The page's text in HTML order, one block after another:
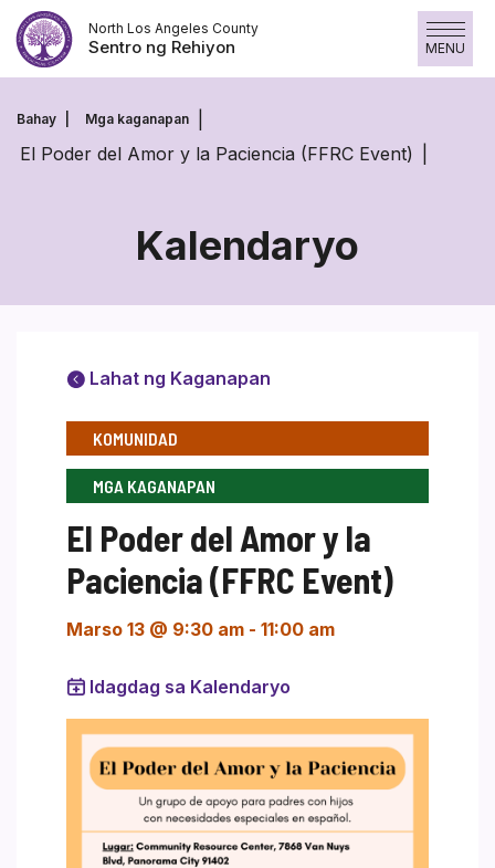
Skip
to
content
North Los Angeles County
Sentro ng Rehiyon MENU
Bahay Mga kaganapan
El Poder del Amor y la Paciencia (FFRC Event)
Kalendaryo
Lahat ng Kaganapan
KOMUNIDAD
MGA KAGANAPAN
El Poder del Amor y la
Paciencia (FFRC Event)
Marso 13 @ 9:30 am - 11:00 am
Idagdag sa Kalendaryo